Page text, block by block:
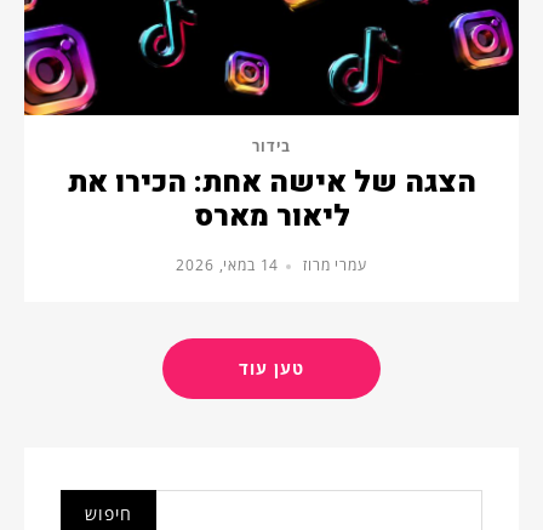
בידור
הצגה של אישה אחת: הכירו את
ליאור מארס
עמרי מרוז 14 במאי, 2026
טען עוד